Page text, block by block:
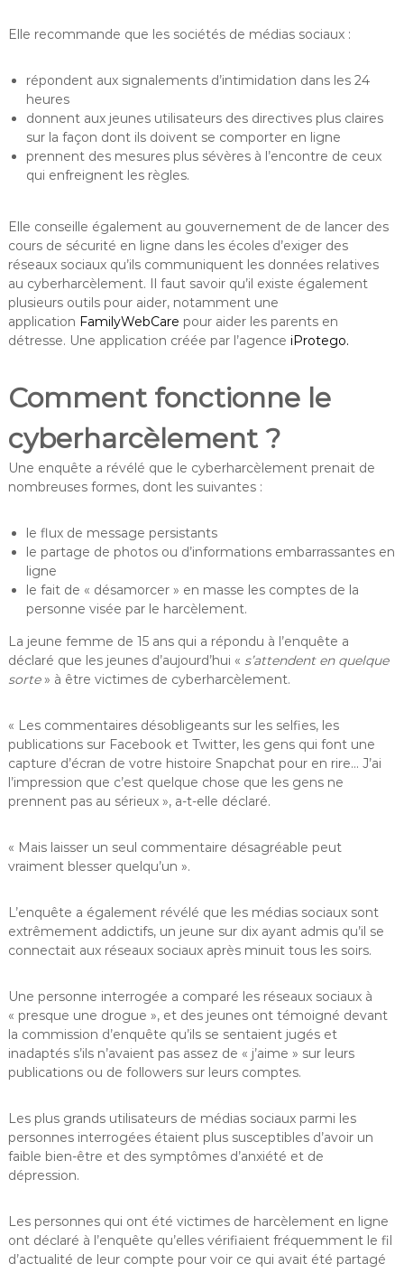
Elle recommande que les sociétés de médias sociaux :
répondent aux signalements d’intimidation dans les 24
heures
donnent aux jeunes utilisateurs des directives plus claires
sur la façon dont ils doivent se comporter en ligne
prennent des mesures plus sévères à l’encontre de ceux
qui enfreignent les règles.
Elle conseille également au gouvernement de de lancer des
cours de sécurité en ligne dans les écoles d’exiger des
réseaux sociaux qu’ils communiquent les données relatives
au cyberharcèlement. Il faut savoir qu’il existe également
plusieurs outils pour aider, notamment une
application FamilyWebCare pour aider les parents en
détresse. Une application créée par l’agence iProtego.
Comment fonctionne le
cyberharcèlement ?
Une enquête a révélé que le cyberharcèlement prenait de
nombreuses formes, dont les suivantes :
le flux de message persistants
le partage de photos ou d’informations embarrassantes en
ligne
le fait de « désamorcer » en masse les comptes de la
personne visée par le harcèlement.
La jeune femme de 15 ans qui a répondu à l’enquête a
déclaré que les jeunes d’aujourd’hui « s’attendent en quelque
sorte» à être victimes de cyberharcèlement.
« Les commentaires désobligeants sur les selfies, les
publications sur Facebook et Twitter, les gens qui font une
capture d’écran de votre histoire Snapchat pour en rire… J’ai
l’impression que c’est quelque chose que les gens ne
prennent pas au sérieux », a-t-elle déclaré.
« Mais laisser un seul commentaire désagréable peut
vraiment blesser quelqu’un ».
L’enquête a également révélé que les médias sociaux sont
extrêmement addictifs, un jeune sur dix ayant admis qu’il se
connectait aux réseaux sociaux après minuit tous les soirs.
Une personne interrogée a comparé les réseaux sociaux à
« presque une drogue », et des jeunes ont témoigné devant
la commission d’enquête qu’ils se sentaient jugés et
inadaptés s’ils n’avaient pas assez de « j’aime » sur leurs
publications ou de followers sur leurs comptes.
Les plus grands utilisateurs de médias sociaux parmi les
personnes interrogées étaient plus susceptibles d’avoir un
faible bien-être et des symptômes d’anxiété et de
dépression.
Les personnes qui ont été victimes de harcèlement en ligne
ont déclaré à l’enquête qu’elles vérifiaient fréquemment le fil
d’actualité de leur compte pour voir ce qui avait été partagé